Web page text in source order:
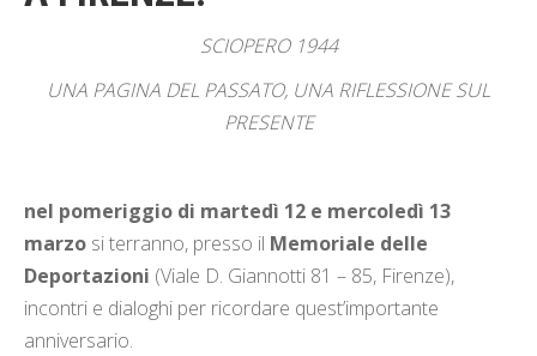
SCIOPERO 1944
UNA PAGINA DEL PASSATO, UNA RIFLESSIONE SUL
PRESENTE
nel pomeriggio di martedì 12 e mercoledì 13
marzo si terranno, presso il Memoriale delle
Deportazioni (Viale D. Giannotti 81 – 85, Firenze),
incontri e dialoghi per ricordare quest’importante
anniversario.